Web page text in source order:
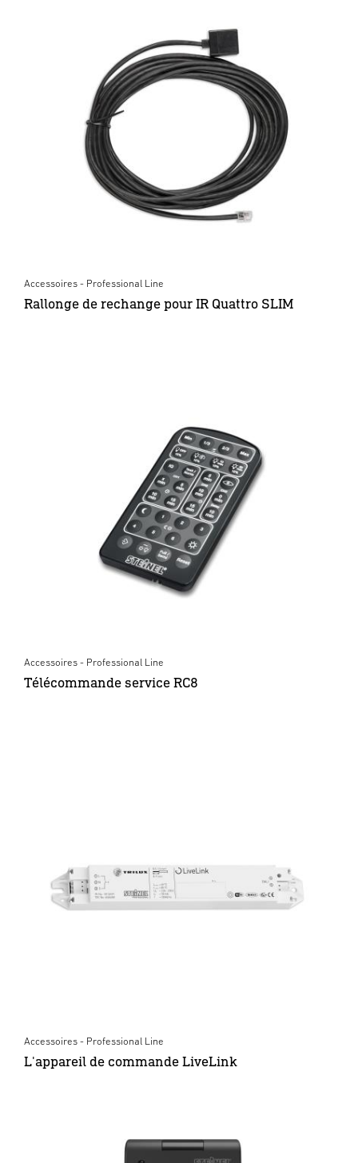
Accessoires - Professional Line
Rallonge de rechange pour IR Quattro SLIM
Accessoires - Professional Line
Télécommande service RC8
Accessoires - Professional Line
L'appareil de commande LiveLink